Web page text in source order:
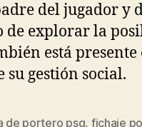
del jugador y
de explorar la
está presente
su gestión social.
de portero psg, fichaje